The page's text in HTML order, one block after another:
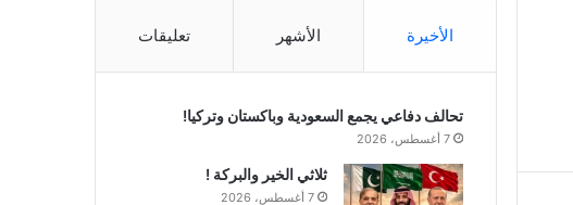
الأخيرة الأشهر تعليقات
تحالف دفاعي يجمع السعودية وباكستان وتركيا!
7 أغسطس، 2026
ثلاثي الخير والبركة !
7 أغسطس، 2026